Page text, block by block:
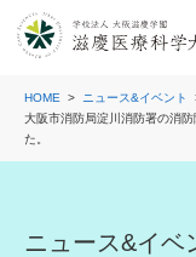
HOME
ニュース&イベント
大阪市消防局淀川消防署の消
た。
ニュース&イベ